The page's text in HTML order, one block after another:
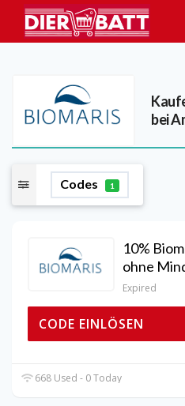
bei
Codes 1
10%
ohne
Expired
CODE EINLÖSEN
668 Used - 0 Today